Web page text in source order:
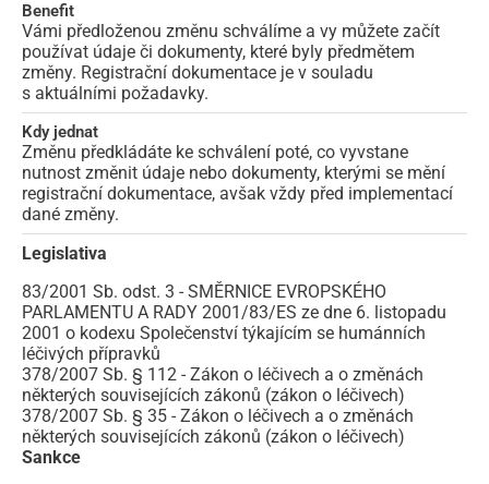
Benefit
Vámi předloženou změnu schválíme a vy můžete začít
používat údaje či dokumenty, které byly předmětem
změny. Registrační dokumentace je v souladu
s aktuálními požadavky.
Kdy jednat
Změnu předkládáte ke schválení poté, co vyvstane
nutnost změnit údaje nebo dokumenty, kterými se mění
registrační dokumentace, avšak vždy před implementací
dané změny.
Legislativa
83/2001 Sb. odst. 3 - SMĚRNICE EVROPSKÉHO
PARLAMENTU A RADY 2001/83/ES ze dne 6. listopadu
2001 o kodexu Společenství týkajícím se humánních
léčivých přípravků
378/2007 Sb. § 112 - Zákon o léčivech a o změnách
některých souvisejících zákonů (zákon o léčivech)
378/2007 Sb. § 35 - Zákon o léčivech a o změnách
některých souvisejících zákonů (zákon o léčivech)
Sankce